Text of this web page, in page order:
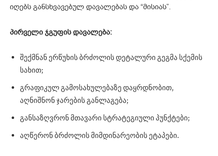
იღებს განსხვავებულ დავალებას და “მისიას”.
პირველი ჯგუფისდავალება:
შექმნან ერწუხის ბრძოლის დეტალური გეგმა სქემის
სახით;
გრაფიკულ გამოსახულებაზე დაყრდნობით,
აღნიშნონ ჯარების განლაგება;
განსაზღვრონ მთავარი სტრატეგიული პუნქტები;
აღწერონ ბრძოლის მიმდინარეობის ეტაპები.